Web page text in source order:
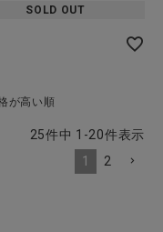
SOLD OUT
が高い順
25件中 1 -20件表示
1
2